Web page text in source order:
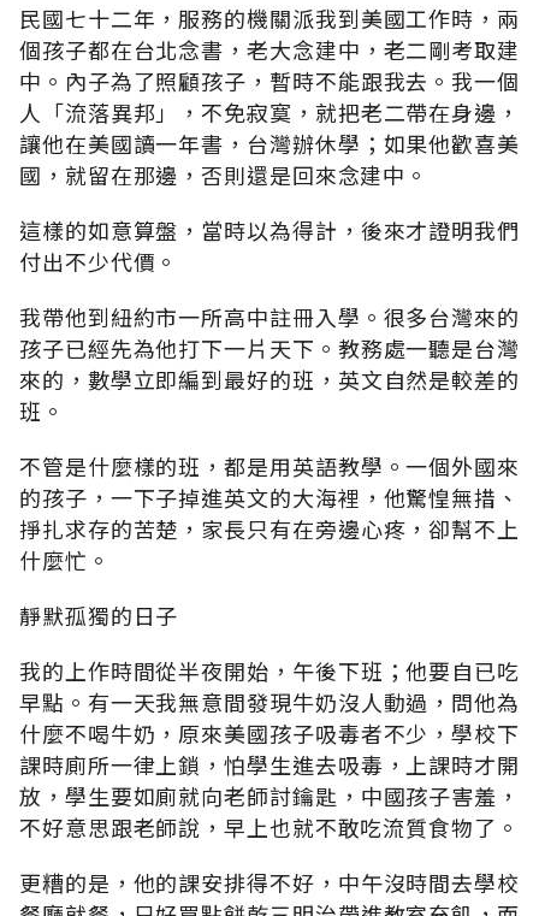
民國七十二年，服務的機關派我到美國工作時，兩
個孩子都在台北念書，老大念建中，老二剛考取建
中。內子為了照顧孩子，暫時不能跟我去。我一個
人「流落異邦」，不免寂寞，就把老二帶在身邊，
讓他在美國讀一年書，台灣辦休學；如果他歡喜美
國，就留在那邊，否則還是回來念建中。
這樣的如意算盤，當時以為得計，後來才證明我們
付出不少代價。
我帶他到紐約市一所高中註冊入學。很多台灣來的
孩子已經先為他打下一片天下。教務處一聽是台灣
來的，數學立即編到最好的班，英文自然是較差的
班。
不管是什麼樣的班，都是用英語教學。一個外國來
的孩子，一下子掉進英文的大海裡，他驚惶無措、
掙扎求存的苦楚，家長只有在旁邊心疼，卻幫不上
什麼忙。
靜默孤獨的日子
我的上作時間從半夜開始，午後下班；他要自已吃
早點。有一天我無意間發現牛奶沒人動過，問他為
什麼不喝牛奶，原來美國孩子吸毒者不少，學校下
課時廁所一律上鎖，怕學生進去吸毒，上課時才開
放，學生要如廁就向老師討鑰匙，中國孩子害羞，
不好意思跟老師說，早上也就不敢吃流質食物了。
更糟的是，他的課安排得不好，中午沒時間去學校